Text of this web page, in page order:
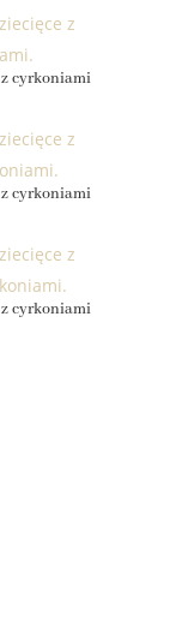
cyrkoniami
cyrkoniami
cyrkoniami